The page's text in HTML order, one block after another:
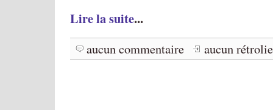
Lire la suite...
aucun commentaire aucun